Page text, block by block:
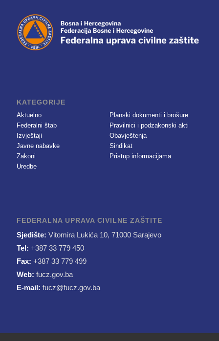
KATEGORIJE
Aktuelno
Federalni štab
Izvještaji
Javne nabavke
Zakoni
Uredbe
Planski dokumenti i brošure
Pravilnici i podzakonski akti
Obavještenja
Sindikat
Pristup informacijama
FEDERALNA UPRAVA CIVILNE ZAŠTITE
Sjedište: Vitomira Lukića 10, 71000 Sarajevo
Tel: +387 33 779 450
Fax: +387 33 779 499
Web: fucz.gov.ba
E-mail: fucz@fucz.gov.ba